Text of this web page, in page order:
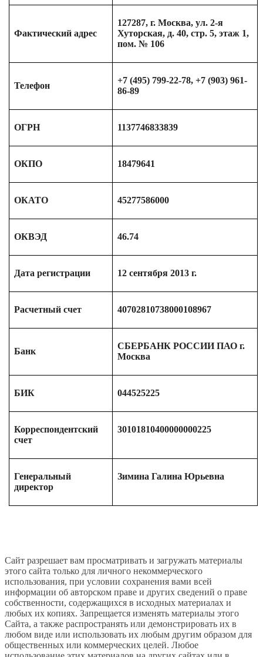
Фактический адрес
127287, г. Москва, ул. 2-я
Хуторская, д. 40, стр. 5, этаж 1,
пом. № 106
Телефон
+7 (495) 799-22-78, +7 (903) 961-
86-89
ОГРН 1137746833839
ОКПО 18479641
ОКАТО 45277586000
ОКВЭД 46.74
Дата регистрации 12 сентября 2013 г.
Расчетный счет 40702810738000108967
Банк
СБЕРБАНК РОССИИ ПАО г.
Москва
БИК 044525225
Корреспондентский
счет
30101810400000000225
Генеральный
директор
Зимина Галина Юрьевна
Сайт разрешает вам просматривать и загружать материалы
этого сайта только для личного некоммерческого
использования, при условии сохранения вами всей
информации об авторском праве и других сведений о праве
собственности, содержащихся в исходных материалах и
любых их копиях. Запрещается изменять материалы этого
Сайта, а также распространять или демонстрировать их в
любом виде или использовать их любым другим образом для
общественных или коммерческих целей. Любое